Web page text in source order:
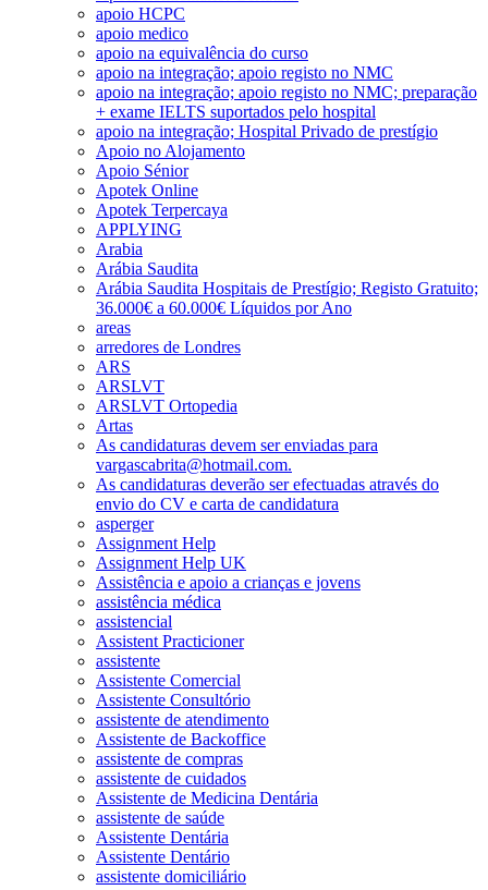
apoio HCPC
apoio medico
apoio na equivalência do curso
apoio na integração; apoio registo no NMC
apoio na integração; apoio registo no NMC; preparação
+ exame IELTS suportados pelo hospital
apoio na integração; Hospital Privado de prestígio
Apoio no Alojamento
Apoio Sénior
Apotek Online
Apotek Terpercaya
APPLYING
Arabia
Arábia Saudita
Arábia Saudita Hospitais de Prestígio; Registo Gratuito;
36.000€ a 60.000€ Líquidos por Ano
areas
arredores de Londres
ARS
ARSLVT
ARSLVT Ortopedia
Artas
As candidaturas devem ser enviadas para
vargascabrita@hotmail.com.
As candidaturas deverão ser efectuadas através do
envio do CV e carta de candidatura
asperger
Assignment Help
Assignment Help UK
Assistência e apoio a crianças e jovens
assistência médica
assistencial
Assistent Practicioner
assistente
Assistente Comercial
Assistente Consultório
assistente de atendimento
Assistente de Backoffice
assistente de compras
assistente de cuidados
Assistente de Medicina Dentária
assistente de saúde
Assistente Dentária
Assistente Dentário
assistente domiciliário